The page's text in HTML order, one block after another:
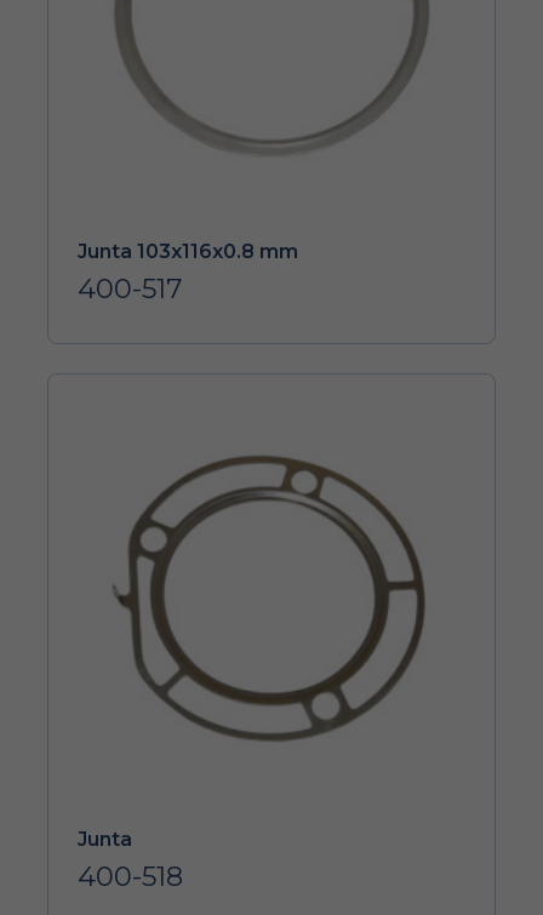
Junta 103x116x0.8 mm
400-517
Junta
400-518